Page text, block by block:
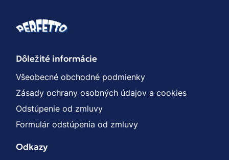
Dôležité informácie
Všeobecné obchodné podmienky
Zásady ochrany osobných údajov a cookies
Odstúpenie od zmluvy
Formulár odstúpenia od zmluvy
Odkazy